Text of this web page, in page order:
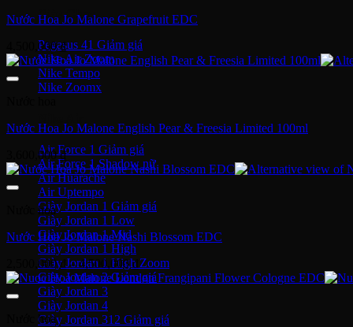
Giày Chạy
Pegasus 41
Nike Air Zoom
Nike Tempo
Nike Zoomx
Air Force 1
Air Force 1 Shadow nữ
Air Huarache
Air Uptempo
Giày Jordan 1
Giày Jordan 1 Low
Giày Jordan 1 Mid
Giày Jordan 1 High
Giày Jordan 1 High Zoom
Giày Jordan 2
Giày Jordan 3
Giày Jordan 4
Giày Jordan 312
Nước Hoa Jo Malone Grapefruit EDC
4,500,000₫
Nước Hoa Jo Malone English Pear & Freesia Limited 100ml
3,600,000₫
Nước hoa
Nước Hoa Jo Malone Nashi Blossom EDC
2,500,000₫ – 4,500,000₫ Khoảng
giá:
đến
Nước hoa